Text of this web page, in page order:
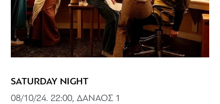
SATURDAY NIGHT
08/10/24. 22:00, ΔΑΝΑΟΣ 1